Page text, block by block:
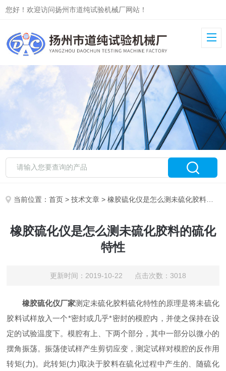
您好！欢迎访问扬州市道纯试验机械厂网站！
当前位置：首页 >技术文章 > 橡胶硫化仪是怎么测未硫化胶料的硫化特性
橡胶硫化仪是怎么测未硫化胶料的硫化
特性
更新时间：2019-10-22 点击次数：3018
橡胶硫化仪厂家测定未硫化胶料硫化特性的原理是将未硫化
胶料试样放入一个*密封或几乎*密封的模腔内，并使之保持在设
定的试验温度下。模腔有上、下两个部分，其中一部分以微小的
摆角振荡。振荡使试样产生剪切应变，测定试样对模腔的反作用
转矩(力)。此转矩(力)取决于胶料在硫化过程中产生的、随硫化